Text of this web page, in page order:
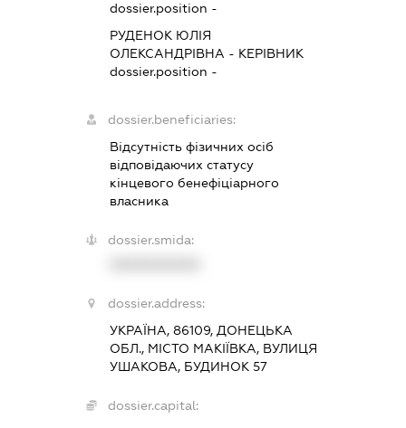
dossier.position -
РУДЕНОК ЮЛІЯ
ОЛЕКСАНДРІВНА - КЕРІВНИК
dossier.position -
dossier.beneficiaries:
Відсутність фізичних осіб
відповідаючих статусу
кінцевого бенефіціарного
власника
dossier.smida:
dossier.address:
УКРАЇНА, 86109, ДОНЕЦЬКА
ОБЛ., МІСТО МАКІЇВКА, ВУЛИЦЯ
УШАКОВА, БУДИНОК 57
dossier.capital: